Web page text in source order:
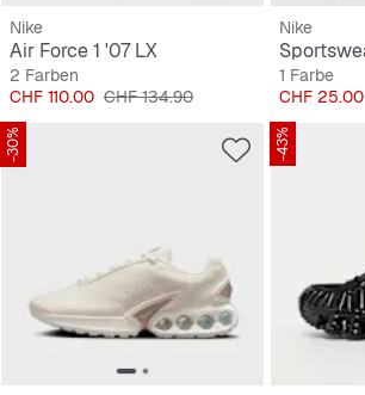
Nike
Air Force 1 '07 LX
2 Farben
Preis
CHF 110.00 Originalpreis
CHF 134.90
Nike
1 Farbe
Preis
CHF 25.00
-30% -43%